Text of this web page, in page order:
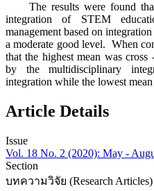
The results were found that:
integration of STEM
management based on
a moderate good level. When
that the highest mean was
by the multidisciplinary
integration while the lowest
Article Details
Issue
Vol. 18 No. 2 (2020): May -
Section
บทความวิจัย (Research Articles)